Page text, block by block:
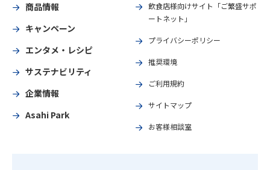
商品情報
キャンペーン
エンタメ・レシピ
サステナビリティ
企業情報
Asahi Park
飲食店様向けサイト「ご繁盛サポ
ートネット」
プライバシーポリシー
推奨環境
ご利用規約
サイトマップ
お客様相談室